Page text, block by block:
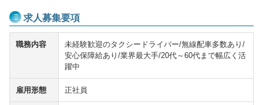
求人募集要項
職務内容
未経験歓迎のタクシードライバー/無線配車多数あり/
安心保障給あり/業界最大手/20代～60代まで幅広く活
躍中
雇用形態 正社員